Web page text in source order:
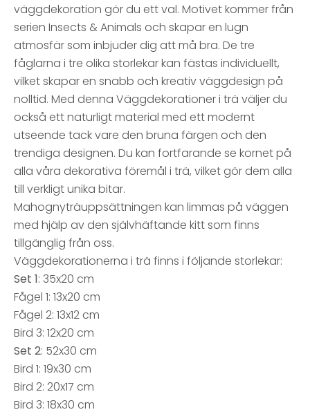
väggdekoration gör du ett val. Motivet kommer från
serien Insects & Animals och skapar en lugn
atmosfär som inbjuder dig att må bra. De tre
fåglarna i tre olika storlekar kan fästas individuellt,
vilket skapar en snabb och kreativ väggdesign på
nolltid. Med denna Väggdekorationer i trä väljer du
också ett naturligt material med ett modernt
utseende tack vare den bruna färgen och den
trendiga designen. Du kan fortfarande se kornet på
alla våra dekorativa föremål i trä, vilket gör dem alla
till verkligt unika bitar.
Mahognyträuppsättningen kan limmas på väggen
med hjälp av den självhäftande kitt som finns
tillgänglig från oss.
Väggdekorationerna i trä finns i följande storlekar:
Set 1: 35x20 cm
Fågel 1: 13x20 cm
Fågel 2: 13x12 cm
Bird 3: 12x20 cm
Set 2: 52x30 cm
Bird 1: 19x30 cm
Bird 2: 20x17 cm
Bird 3: 18x30 cm